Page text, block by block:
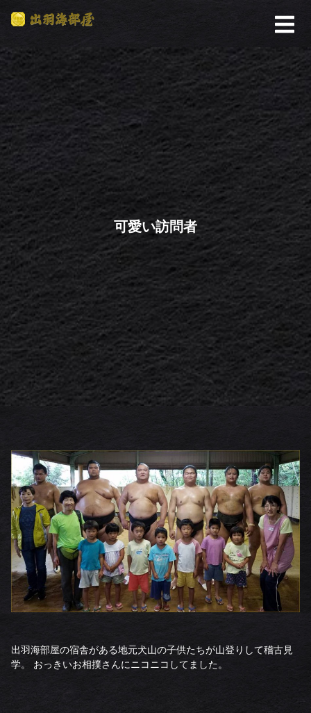
可愛い訪問者
出羽海部屋の宿舎がある地元犬山の子供たちが山登りして稽古見
学。 おっきいお相撲さんにニコニコしてました。